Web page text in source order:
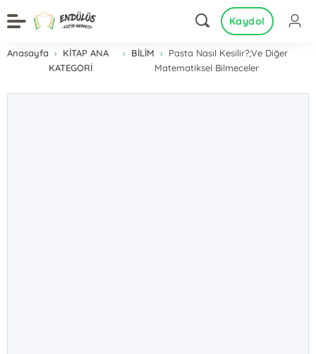
Kaydol
Anasayfa
KİTAP ANA
KATEGORİ
BİLİM
Pasta Nasıl Kesilir?;Ve Diğer
Matematiksel Bilmeceler